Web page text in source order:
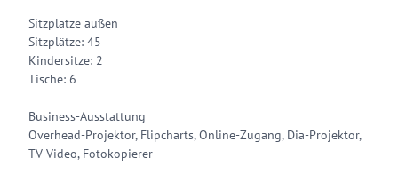
Sitzplätze außen
Sitzplätze: 45
Kindersitze: 2
Tische: 6
Business-Ausstattung
Overhead-Projektor, Flipcharts, Online-Zugang, Dia-Projektor,
TV-Video, Fotokopierer